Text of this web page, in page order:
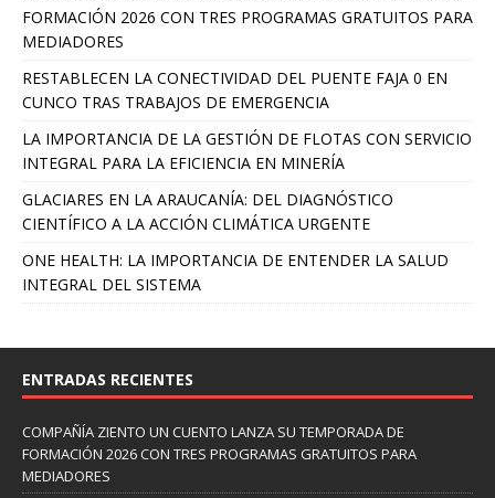
FORMACIÓN 2026 CON TRES PROGRAMAS GRATUITOS PARA
MEDIADORES
RESTABLECEN LA CONECTIVIDAD DEL PUENTE FAJA 0 EN
CUNCO TRAS TRABAJOS DE EMERGENCIA
LA IMPORTANCIA DE LA GESTIÓN DE FLOTAS CON SERVICIO
INTEGRAL PARA LA EFICIENCIA EN MINERÍA
GLACIARES EN LA ARAUCANÍA: DEL DIAGNÓSTICO
CIENTÍFICO A LA ACCIÓN CLIMÁTICA URGENTE
ONE HEALTH: LA IMPORTANCIA DE ENTENDER LA SALUD
INTEGRAL DEL SISTEMA
ENTRADAS RECIENTES
COMPAÑÍA ZIENTO UN CUENTO LANZA SU TEMPORADA DE
FORMACIÓN 2026 CON TRES PROGRAMAS GRATUITOS PARA
MEDIADORES